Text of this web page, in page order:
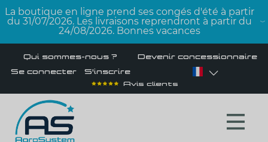
La boutique en ligne prend ses congés d'été à partir
du 31/07/2026. Les livraisons reprendront à partir du
24/08/2026. Bonnes vacances
Qui sommes-nous ? Devenir concessionnaire
Se connecter
S'inscrire
Avis clients